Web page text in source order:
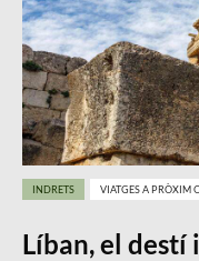
Líban, el
INDRETS VIATGES A PRÒXIM